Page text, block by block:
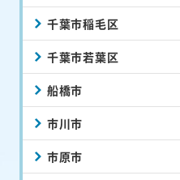
千葉市稲毛区
千葉市若葉区
船橋市
市川市
市原市